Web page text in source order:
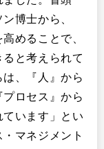
博士から、
めることで、
と考えられて
、『人』から
ロセス』から
います」とい
マネジメント